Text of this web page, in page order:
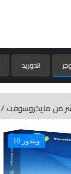
اندوريد
ويندوز 10